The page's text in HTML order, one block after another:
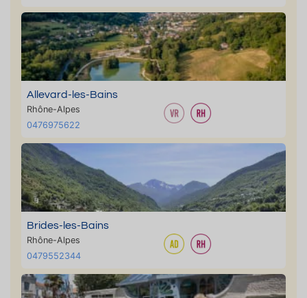
Allevard-les-Bains
Rhône-Alpes
0476975622
Brides-les-Bains
Rhône-Alpes
0479552344